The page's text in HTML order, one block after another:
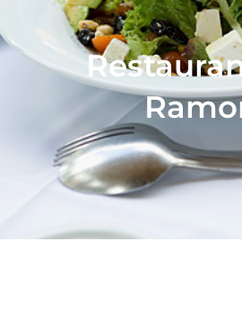
Cultura
Gastronomia
Planifica